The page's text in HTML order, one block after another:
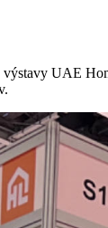
výstavy UAE